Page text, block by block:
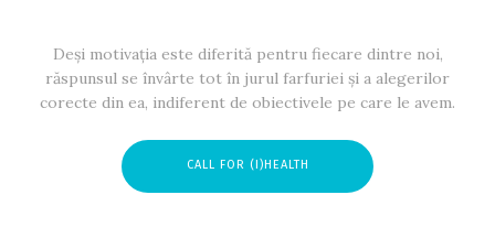
Deși motivația este diferită pentru fiecare dintre noi,
răspunsul se învârte tot în jurul farfuriei și a alegerilor
corecte din ea, indiferent de obiectivele pe care le avem.
CALL FOR (I)HEALTH